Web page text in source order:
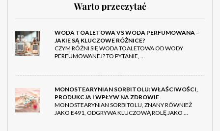
Warto przeczytać
WODA TOALETOWA VS WODA PERFUMOWANA –
JAKIE SĄ KLUCZOWE RÓŻNICE?
CZYM RÓŻNI SIĘ WODA TOALETOWA OD WODY
PERFUMOWANEJ? TO PYTANIE, …
MONOSTEARYNIAN SORBITOLU: WŁAŚCIWOŚCI,
PRODUKCJA I WPŁYW NA ZDROWIE
MONOSTEARYNIAN SORBITOLU, ZNANY RÓWNIEŻ
JAKO E491, ODGRYWA KLUCZOWĄ ROLĘ JAKO …